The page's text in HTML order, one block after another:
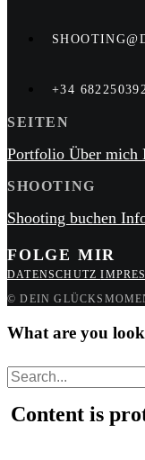
+34
SEITEN
Portfolio Über mich
SHOOTING
Shooting buchen
FOLGE MIR
DATENSCHUTZ
© DEIN
What are you
Content is